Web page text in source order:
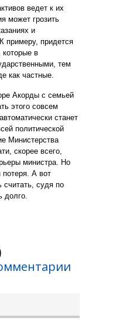
ведет к их
может грозить
и
примеру, придется
которые в
тем
как частные.
Акорды с семьей
этого совсем
станет
политической
Министерства
скорее всего,
министра. Но
А вот
считать, судя по
долго.